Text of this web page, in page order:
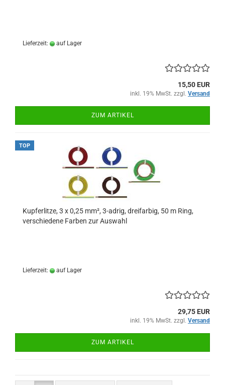
Lieferzeit: auf Lager
15,50 EUR
inkl. 19% MwSt. zzgl. Versand
ZUM ARTIKEL
TOP
Kupferlitze, 3 x 0,25 mm², 3-adrig, dreifarbig, 50 m Ring,
verschiedene Farben zur Auswahl
Lieferzeit: auf Lager
29,75 EUR
inkl. 19% MwSt. zzgl. Versand
ZUM ARTIKEL